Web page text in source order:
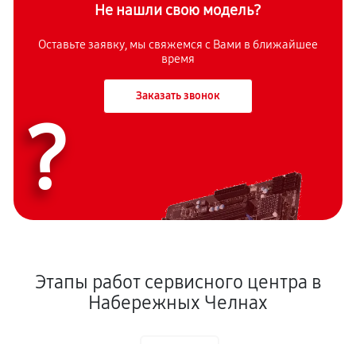
Не нашли свою модель?
Оставьте заявку, мы свяжемся с Вами в ближайшее
время
Заказать звонок
?
Этапы работ сервисного центра в
Набережных Челнах